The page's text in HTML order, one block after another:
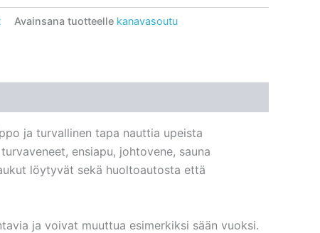
Avainsana tuotteelle kanavasoutu
ja turvallinen tapa nauttia upeista
ensiapu, johtovene, sauna
löytyvät sekä huoltoautosta että
ja voivat muuttua esimerkiksi sään vuoksi.